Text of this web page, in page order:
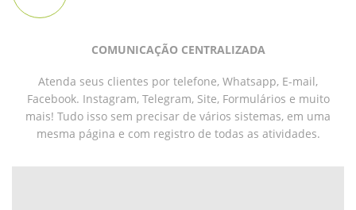
COMUNICAÇÃO CENTRALIZADA
Atenda seus clientes por telefone, Whatsapp, E-mail,
Facebook. Instagram, Telegram, Site, Formulários e muito
mais! Tudo isso sem precisar de vários sistemas, em uma
mesma página e com registro de todas as atividades.